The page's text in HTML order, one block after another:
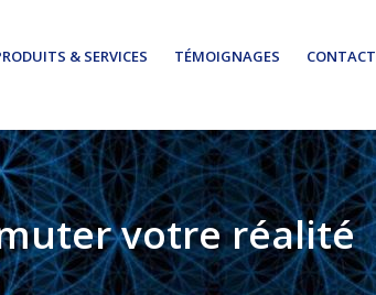
& SERVICES TÉMOIGNAGES CONTACT
votre réalité